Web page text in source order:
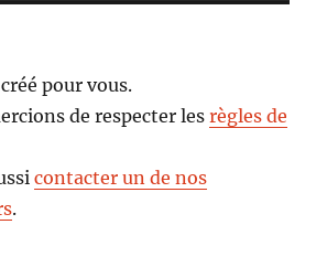
pour vous.
de respecter lesrègles de
contacter un de nos
.